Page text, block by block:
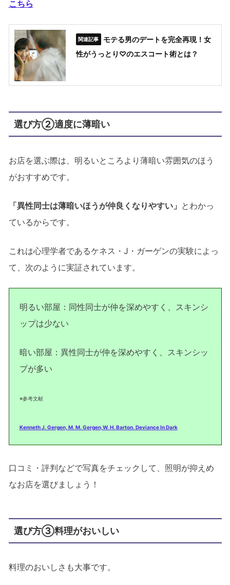
こちら
モテる男のデートを完全再現！女
性がうっとり♡のエスコート術とは？
選び方②適度に薄暗い
お店を選ぶ際は、明るいところより薄暗い雰囲気のほう
がおすすめです。
「異性同士は薄暗いほうが仲良くなりやすい」 とわかっ
ているからです。
これは心理学者であるケネス・J・ガーゲンの実験によっ
て、次のように実証されています。
明るい部屋：同性同士が仲を深めやすく、スキンシ
ップは少ない
暗い部屋：異性同士が仲を深めやすく、スキンシッ
プが多い
※参考文献
Kenneth J. Gergen, M. M. Gergen,W. H. Barton. Deviance In Dark
口コミ・評判などで写真をチェックして、照明が抑えめ
なお店を選びましょう！
選び方③料理がおいしい
料理のおいしさも大事です。